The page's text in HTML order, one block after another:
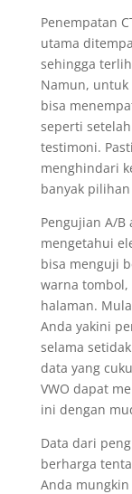
Penempatan
utama
sehingga
Namun,
bisa
seperti
testimoni.
menghindari
banyak
Pengujian A/
mengetahui
bisa menguji
warna tombol,
halaman.
Anda yakini
selama
data yang
VWO dapat
ini dengan
Data dari
berharga
Anda